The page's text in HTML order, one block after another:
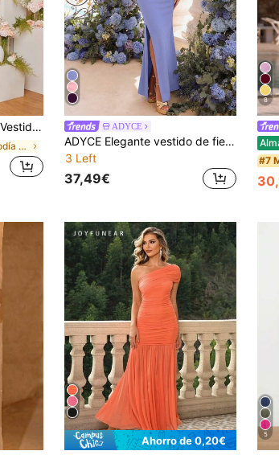
de graduación, cena o boda como invitada
en Mediodía Vestidos formales y de noche para muje
ADYCE
ADYCE Elegante vestido de fiesta con cuello de barco, cintura alta, plisado, abertura lateral y largo hasta el suelo para baile de graduación, fiesta de cumpleaños, cita nocturna, fiesta, boda, cena familiar y festival
3 Left
37,49€
8
#7
Ahorro de 0,20€ 5